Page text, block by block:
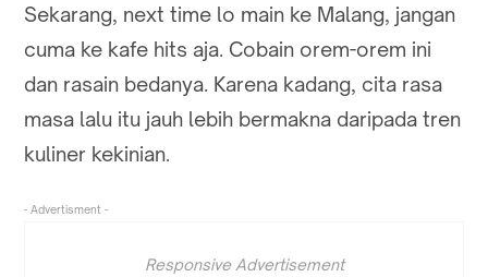
Sekarang, next time lo main ke Malang, jangan
cuma ke kafe hits aja. Cobain orem-orem ini
dan rasain bedanya. Karena kadang, cita rasa
masa lalu itu jauh lebih bermakna daripada tren
kuliner kekinian.
- Advertisment -
Responsive Advertisement